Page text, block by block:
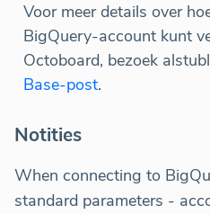
Voor meer details over
BigQuery-account kunt
Octoboard, bezoek
Base-post.
Notities
When connecting to
standard parameters -